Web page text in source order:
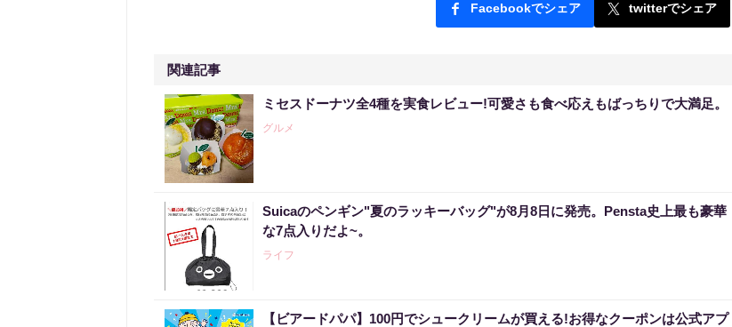
Facebookでシェア twitterでシェア
関連記事
ミセスドーナツ全4種を実食レビュー!可愛さも食べ応えもばっちりで大満足。
グルメ
Suicaのペンギン"夏のラッキーバッグ"が8月8日に発売。Pensta史上最も豪華
な7点入りだよ~。
ライフ
【ビアードパパ】100円でシュークリームが買える!お得なクーポンは公式アプ